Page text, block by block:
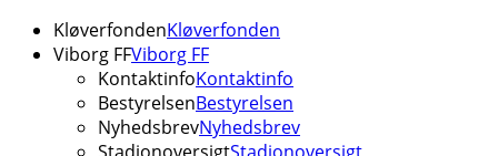
KløverfondenKløverfonden
Viborg FFViborg FF
KontaktinfoKontaktinfo
BestyrelsenBestyrelsen
NyhedsbrevNyhedsbrev